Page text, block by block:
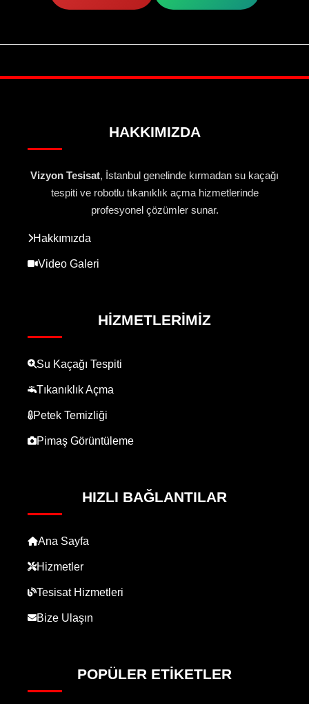
HAKKIMIZDA
Vizyon Tesisat, İstanbul genelinde kırmadan su kaçağı
tespiti ve robotlu tıkanıklık açma hizmetlerinde
profesyonel çözümler sunar.
Hakkımızda
Video Galeri
HIZMETLERIMIZ
Su Kaçağı Tespiti
Tıkanıklık Açma
Petek Temizliği
Pimaş Görüntüleme
HIZLI BAĞLANTILAR
Ana Sayfa
Hizmetler
Tesisat Hizmetleri
Bize Ulaşın
POPÜLER ETIKETLER